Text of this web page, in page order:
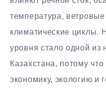
температура,
климатические циклы.
уровня стало одной из
Казахстана, потому
экономику, экологию и